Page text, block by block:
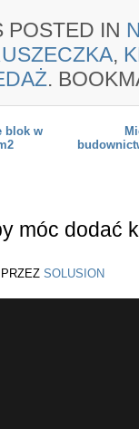
POSTED IN
,
.
blok w
móc dodać
SOLUSION